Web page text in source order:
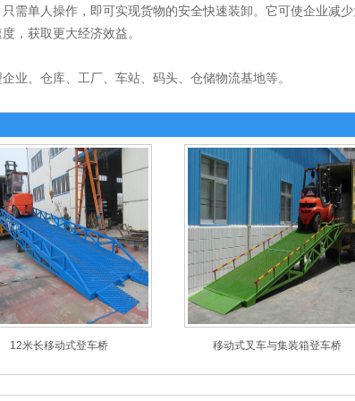
需单人操作，即可实现货物的安全快速装卸。它可使企业减
，获取更大经济效益。
业、仓库、工厂、车站、码头、仓储物流基地等。
12米长移动式登车桥 移动式叉车与集装箱登车桥